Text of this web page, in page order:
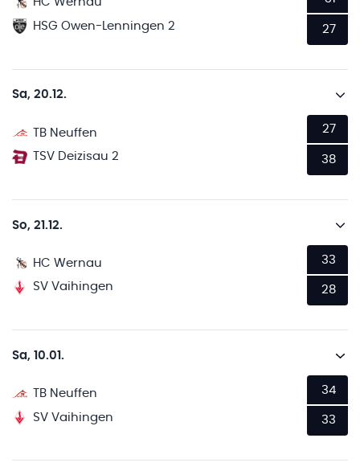
HSG Owen-Lenningen 2
27
Sa, 20.12.
TB Neuffen
TSV Deizisau 2
27
38
So, 21.12.
HC Wernau
SV Vaihingen
33
28
Sa, 10.01.
TB Neuffen
SV Vaihingen
34
33